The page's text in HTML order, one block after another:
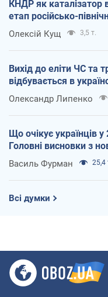
КНДР як каталізатор
етап російсько-
Олексій Кущ 3,5 т.
Вихід до еліти ЧС та
відбувається в
Олександр Липенко
Що очікує українців
Головні висновки з
Василь Фурман 25,4
Всі думки